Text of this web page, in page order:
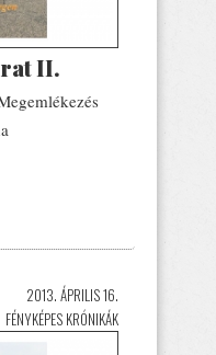
II.
2013. ÁPRILIS 16.
FÉNYKÉPES KRÓNIKÁK